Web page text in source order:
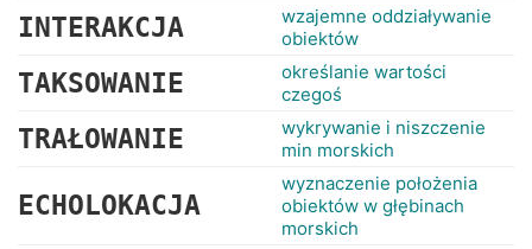
INTERAKCJA
wzajemne oddziaływanie
obiektów
TAKSOWANIE
określanie wartości
czegoś
TRAŁOWANIE
wykrywanie i niszczenie
min morskich
ECHOLOKACJA
wyznaczenie położenia
obiektów w głębinach
morskich